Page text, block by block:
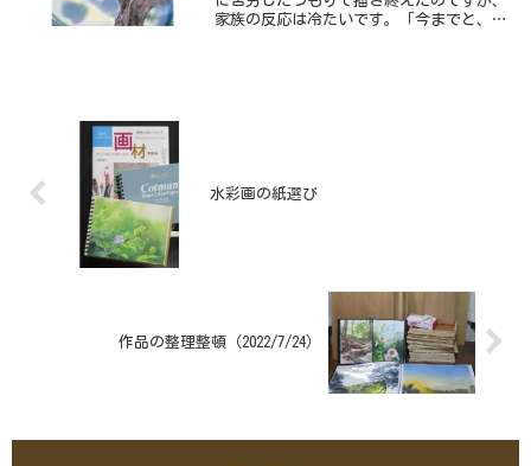
家族の反応は冷たいです。「今までと、ど
水彩画の紙選び
作品の整理整頓（2022/7/24）